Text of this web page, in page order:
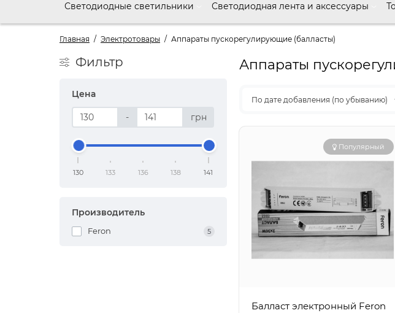
Светодиодные светильники Светодиодная лента и аксессуары
Главная Электротовары Аппараты пускорегулирующие (балласты)
Фильтр
Цена
- грн
130 133 136 138 141
Производитель
Feron 5
Аппараты
По дате добавления (по убыванию)
Популярный
Балласт электронный Feron